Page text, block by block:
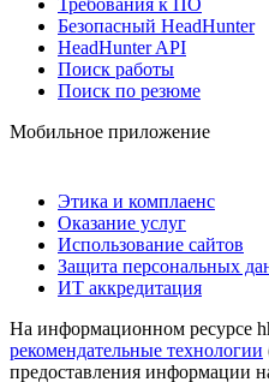
Безопасный HeadHunter
HeadHunter API
Поиск работы
Поиск по резюме
Мобильное приложение
Этика и комплаенс
Оказание услуг
Использование сайтов
Защита персональных
ИТ аккредитация
На информационном ресурсе
рекомендательные технологии
предоставления информации